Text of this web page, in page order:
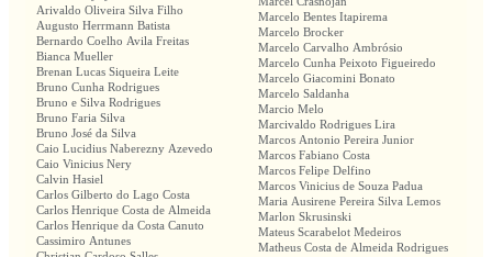
Arivaldo Oliveira Silva Filho
Augusto Herrmann Batista
Bernardo Coelho Avila Freitas
Bianca Mueller
Brenan Lucas Siqueira Leite
Bruno Cunha Rodrigues
Bruno e Silva Rodrigues
Bruno Faria Silva
Bruno José da Silva
Caio Lucidius Naberezny Azevedo
Caio Vinicius Nery
Calvin Hasiel
Carlos Gilberto do Lago Costa
Carlos Henrique Costa de Almeida
Carlos Henrique da Costa Canuto
Cassimiro Antunes
Marcelo Bentes Itapirema
Marcelo Brocker
Marcelo Carvalho Ambrósio
Marcelo Cunha Peixoto Figueiredo
Marcelo Giacomini Bonato
Marcelo Saldanha
Marcio Melo
Marcivaldo Rodrigues Lira
Marcos Antonio Pereira Junior
Marcos Fabiano Costa
Marcos Felipe Delfino
Marcos Vinicius de Souza Padua
Maria Ausirene Pereira Silva Lemos
Marlon Skrusinski
Mateus Scarabelot Medeiros
Matheus Costa de Almeida Rodrigues